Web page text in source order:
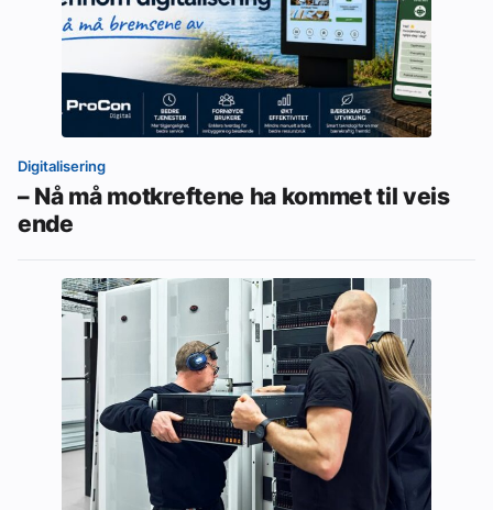
Digitalisering
– Nå må motkreftene ha kommet til veis
ende